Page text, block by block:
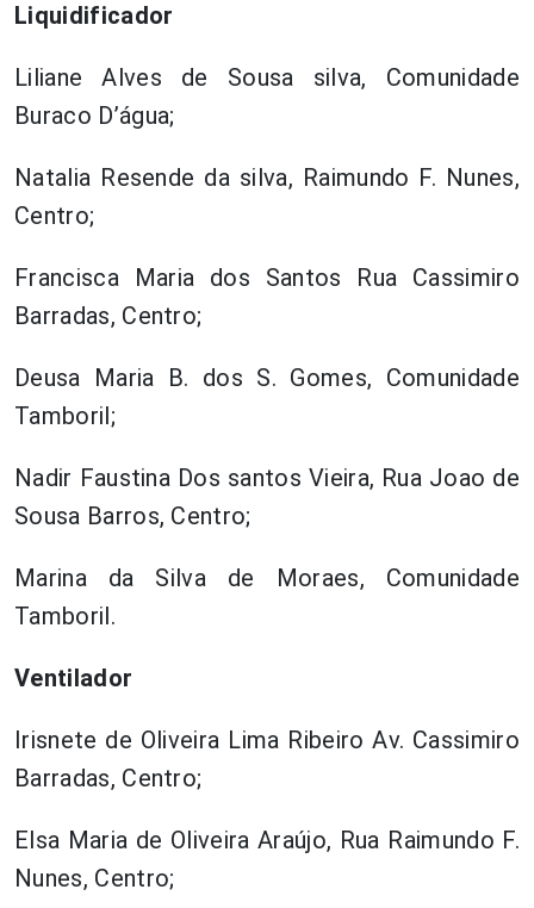
Liquidificador
Liliane Alves de Sousa silva, Comunidade
Buraco D’água;
Natalia Resende da silva, Raimundo F. Nunes,
Centro;
Francisca Maria dos Santos Rua Cassimiro
Barradas, Centro;
Deusa Maria B. dos S. Gomes, Comunidade
Tamboril;
Nadir Faustina Dos santos Vieira, Rua Joao de
Sousa Barros, Centro;
Marina da Silva de Moraes, Comunidade
Tamboril.
Ventilador
Irisnete de Oliveira Lima Ribeiro Av. Cassimiro
Barradas, Centro;
Elsa Maria de Oliveira Araújo, Rua Raimundo F.
Nunes, Centro;